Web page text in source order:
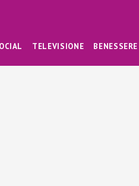
TELEVISIONE BENESSERE